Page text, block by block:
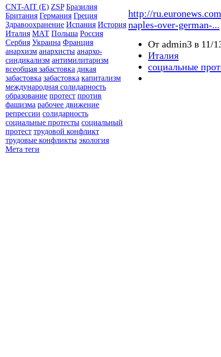
CNT-AIT (E) ZSP Бразилия
Британия Германия Греция
Здравоохранение Испания История
Италия МАТ Польша Россия
Сербия Украина Франция
анархизм анархисты анархо-
синдикализм антимилитаризм
всеобщая забастовка дикая
забастовка забастовка капитализм
международная солидарность
образование протест против
фашизма рабочее движение
репрессии солидарность
социальные протесты социальный
протест трудовой конфликт
трудовые конфликты экология
Мета теги
http://
naples-over-german-...
От admin3 в 11/
Италия
социальные